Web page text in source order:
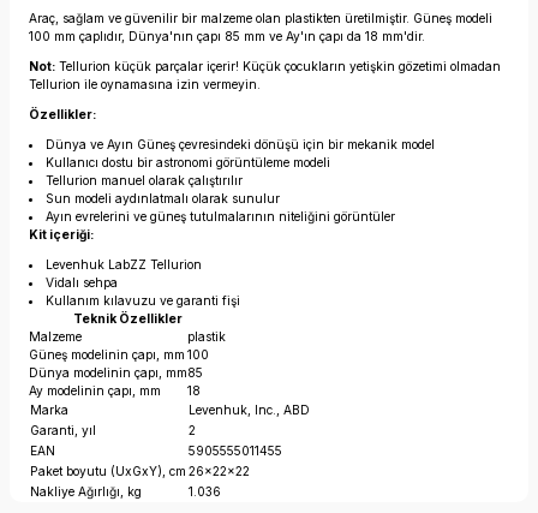
Araç, sağlam ve güvenilir bir malzeme olan plastikten üretilmiştir. Güneş modeli
100 mm çaplıdır, Dünya'nın çapı 85 mm ve Ay'ın çapı da 18 mm'dir.
Not: Tellurion küçük parçalar içerir! Küçük çocukların yetişkin gözetimi olmadan
Tellurion ile oynamasına izin vermeyin.
Özellikler:
Dünya ve Ayın Güneş çevresindeki dönüşü için bir mekanik model
Kullanıcı dostu bir astronomi görüntüleme modeli
Tellurion manuel olarak çalıştırılır
Sun modeli aydınlatmalı olarak sunulur
Ayın evrelerini ve güneş tutulmalarının niteliğini görüntüler
Kit içeriği:
Levenhuk LabZZ Tellurion
Vidalı sehpa
Kullanım kılavuzu ve garanti fişi
Teknik Özellikler
Malzeme
plastik
Güneş modelinin çapı, mm 100
Dünya modelinin çapı, mm85
Ay modelinin çapı, mm
18
Marka
Levenhuk, Inc., ABD
Garanti, yıl
2
EAN
5905555011455
Paket boyutu (UxGxY), cm 26x22x22
Nakliye Ağırlığı, kg
1.036